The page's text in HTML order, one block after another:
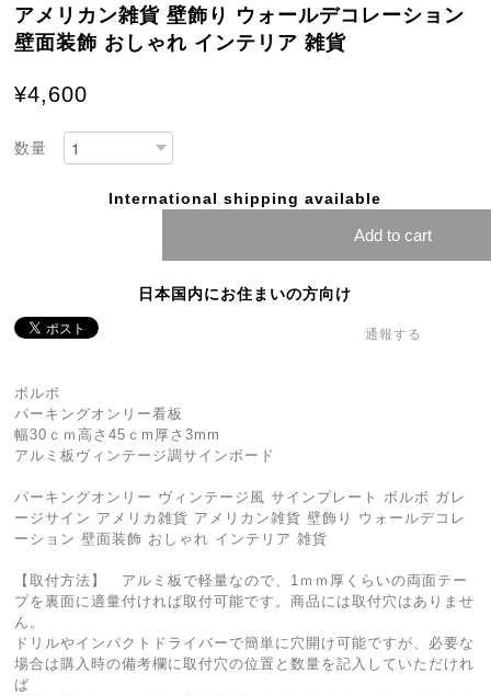
アメリカン雑貨 壁飾り ウォールデコレーション
壁面装飾 おしゃれ インテリア 雑貨
¥4,600
数量
International shipping available
Add to cart
日本国内にお住まいの方向け
通報する
ボルボ
パーキングオンリー看板
幅30ｃｍ高さ45ｃm厚さ3mm
アルミ板ヴィンテージ調サインボード
パーキングオンリー ヴィンテージ風 サインプレート ボルボ ガレ
ージサイン アメリカ雑貨 アメリカン雑貨 壁飾り ウォールデコレ
ーション 壁面装飾 おしゃれ インテリア 雑貨
【取付方法】 アルミ板で軽量なので、1ｍｍ厚くらいの両面テー
プを裏面に適量付ければ取付可能です。商品には取付穴はありませ
ん。
ドリルやインパクトドライバーで簡単に穴開け可能ですが、必要な
場合は購入時の備考欄に取付穴の位置と数量を記入していただけれ
ば